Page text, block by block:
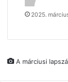
2025.
A márciusi